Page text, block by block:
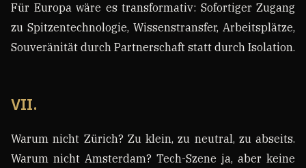
Für Europa wäre es transformativ: Sofortiger Zugang
zu Spitzentechnologie, Wissenstransfer, Arbeitsplätze,
Souveränität durch Partnerschaft statt durch Isolation.
VII.
Warum nicht Zürich? Zu klein, zu neutral, zu abseits.
Warum nicht Amsterdam? Tech-Szene ja, aber keine